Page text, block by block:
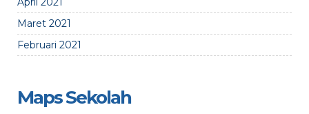
Maret 2021
Februari 2021
Maps Sekolah